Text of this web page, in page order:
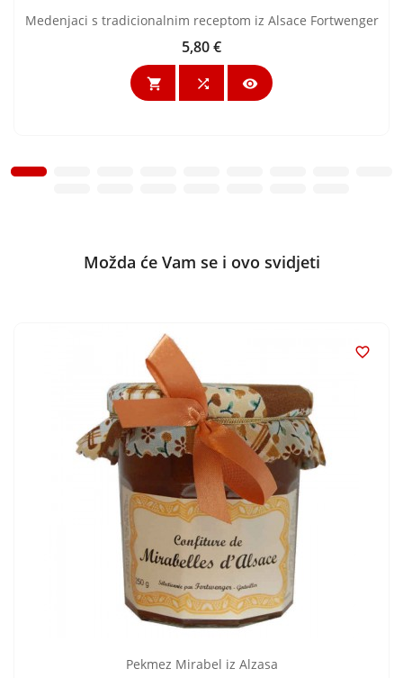
Medenjaci s tradicionalnim receptom iz Alsace Fortwenger
Cijena
5,80 €
  
Možda će Vam se i ovo svidjeti

Pekmez Mirabel iz Alzasa